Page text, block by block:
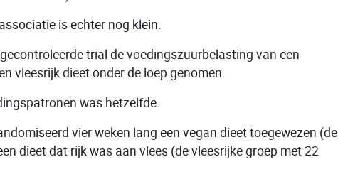
is echter nog klein.
trial de voedingszuurbelasting van een
vleesrijk dieet onder de loep genomen.
was hetzelfde.
vier weken lang een vegan dieet toegewezen (de
dieet dat rijk was aan vlees (de vleesrijke groep met 22